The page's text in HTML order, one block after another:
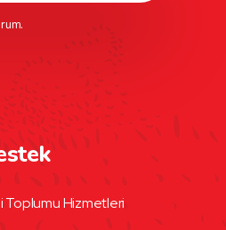
Toplumu Hizmetleri